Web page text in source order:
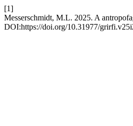
[1]
Messerschmidt, M.L. 2025. A
DOI:https://doi.org/10.31977/